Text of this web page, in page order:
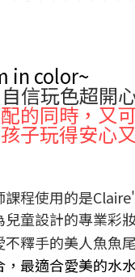
in color~
信玩色超開心
的同時，又
子玩得安心
課程使用的是
童設計的專業彩
不釋手的美人魚魚
最適合愛美的水